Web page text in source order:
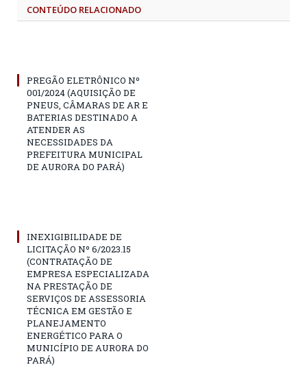
CONTEÚDO RELACIONADO
PREGÃO ELETRÔNICO Nº
001/2024 (AQUISIÇÃO DE
PNEUS, CÂMARAS DE AR E
BATERIAS DESTINADO A
ATENDER AS
NECESSIDADES DA
PREFEITURA MUNICIPAL
DE AURORA DO PARÁ)
INEXIGIBILIDADE DE
LICITAÇÃO Nº 6/2023.15
(CONTRATAÇÃO DE
EMPRESA ESPECIALIZADA
NA PRESTAÇÃO DE
SERVIÇOS DE ASSESSORIA
TÉCNICA EM GESTÃO E
PLANEJAMENTO
ENERGÉTICO PARA O
MUNICÍPIO DE AURORA DO
PARÁ)